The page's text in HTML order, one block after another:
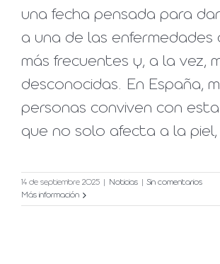
una fecha pensada para
a una de las enfermedades
más frecuentes y, a la vez,
desconocidas. En España,
personas conviven con
que no solo afecta a la piel,
14 de septiembre 2025 Noticias
Sin comentarios
Más información